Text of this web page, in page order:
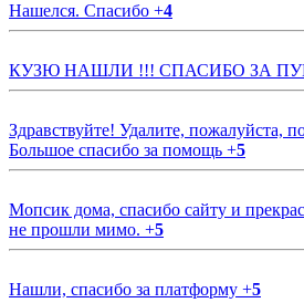
Нашелся. Спасибо +4
КУЗЮ НАШЛИ !!! СПАСИБО ЗА
Здравствуйте! Удалите, пожалуйста,
Большое спасибо за помощь +5
Мопсик дома, спасибо сайту и
не прошли мимо. +5
Нашли, спасибо за платформу +5